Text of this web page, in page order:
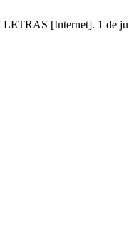
[Internet]. 1 de